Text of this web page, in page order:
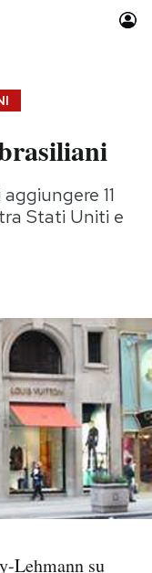
calcio 2026
11
Stati Uniti e
Lehmann su